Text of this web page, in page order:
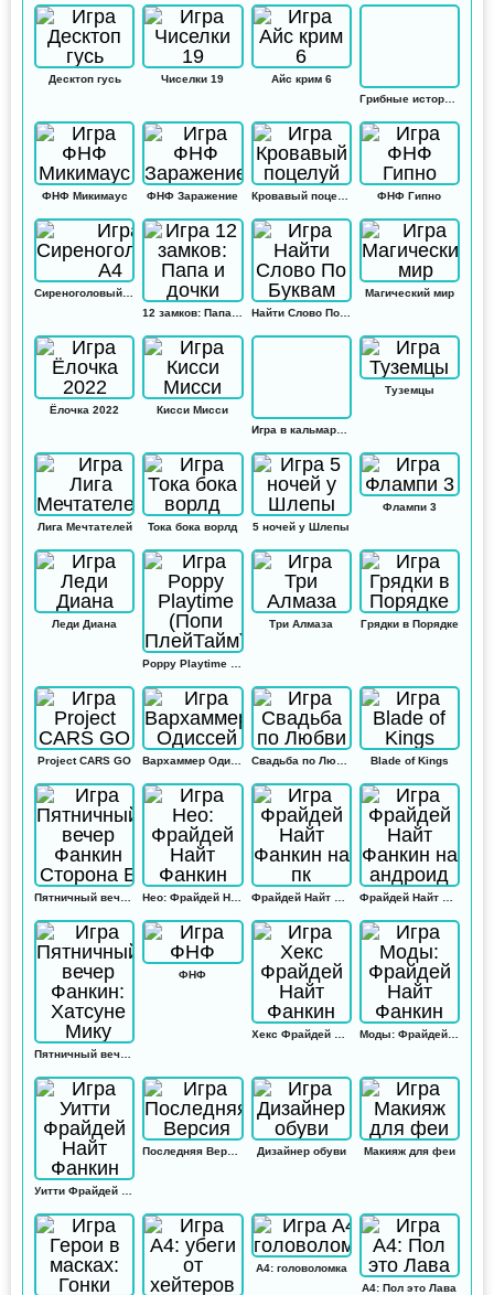
Десктоп гусь Чиселки 19
Айс крим 6
Грибные истории: Кликер
ФНФ Микимаус ФНФ Заражение Кровавый поцелуй ФНФ Гипно
Найти Слово По Буквам
Магический мир
Ёлочка 2022
Кисси Мисси
Игра в кальмара: Амонг ас
Туземцы
Лига Мечтателей Тока бока ворлд 5 ночей у Шлепы
Флампи 3
Леди Диана Три Алмаза Грядки в Порядке
Project CARS GO Свадьба по Любви Blade of Kings
ФНФ
Моды: Фрайдей Найт Фанкин
Дизайнер обуви Макияж для феи
А4: головоломка
А4: Пол это Лава